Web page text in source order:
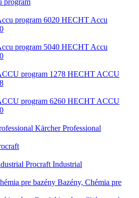
program
HECHT Accu
HECHT Accu
HECHT ACCU
HECHT ACCU
Kärcher Professional
Procraft Industrial
Bazény, Chémia pre